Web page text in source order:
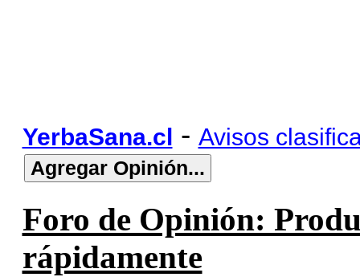
YerbaSana.cl - Avisos
Foro de Opinión:
rápidamente